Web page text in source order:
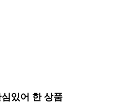
있어 한 상품